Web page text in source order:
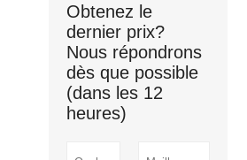
Obtenez le
dernier prix?
Nous répondrons
dès que possible
(dans les 12
heures)